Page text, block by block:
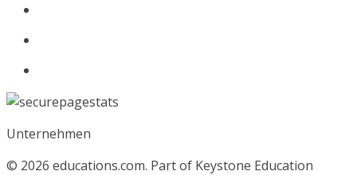
Unternehmen
© 2026 educations.com. Part of Keystone Education